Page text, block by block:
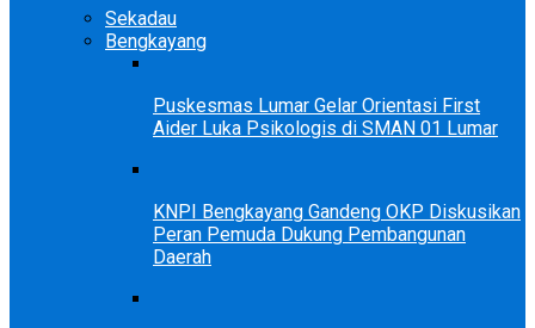
Sekadau
Bengkayang
Puskesmas Lumar Gelar Orientasi First
Aider Luka Psikologis di SMAN 01 Lumar
KNPI Bengkayang Gandeng OKP Diskusikan
Peran Pemuda Dukung Pembangunan
Daerah